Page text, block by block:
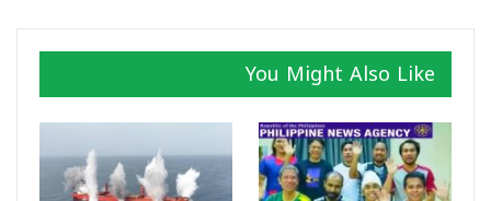
You Might Also Like